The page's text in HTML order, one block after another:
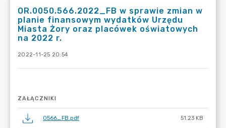
OR.0050.566.2022_FB w sprawie zmian w
planie finansowym wydatków Urzędu
Miasta Żory oraz placówek oświatowych
na 2022 r.
2022-11-25 20:54
ZAŁĄCZNIKI
0566_FB.pdf 51.23 KB